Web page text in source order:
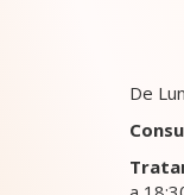
De